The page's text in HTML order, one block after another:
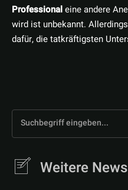
Professionaleine andere
wird ist unbekannt.
dafür, die tatkräftigsten
Suchbegriff eingeben...
Weitere News